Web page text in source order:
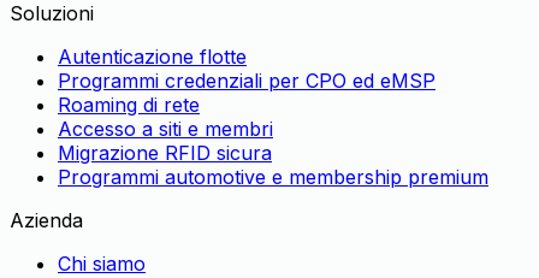
Soluzioni
Autenticazione flotte
Programmi credenziali per CPO ed eMSP
Roaming di rete
Accesso a siti e membri
Migrazione RFID sicura
Programmi automotive e membership premium
Azienda
Chi siamo